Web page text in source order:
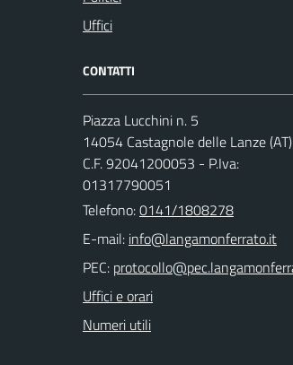
Uffici
CONTATTI
Piazza Lucchini n. 5
14054 Castagnole delle Lanze (AT)
C.F. 92041200053 - P.Iva:
01317790051
Telefono:0141/1808278
E-mail:
PEC:
Uffici e orari
Numeri utili